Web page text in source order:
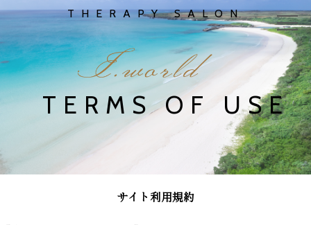
THERAPY SALON
TERMS OF USE
サイト利用規約